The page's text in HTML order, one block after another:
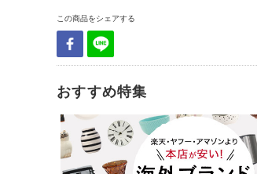
この商品をシェアする
おすすめ特集